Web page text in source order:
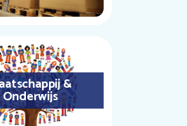
&
Onderwijs